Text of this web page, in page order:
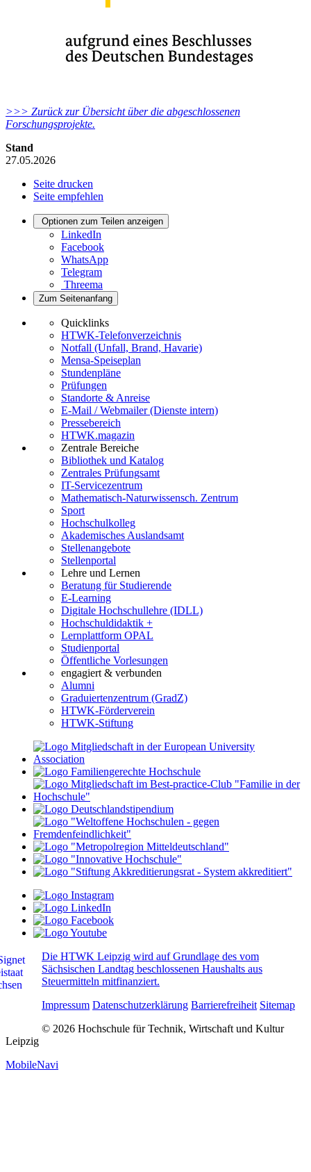
>>> Zurück zur Übersicht über die abgeschlossenen
Forschungsprojekte.
Stand
27.05.2026
Seite drucken
Seite empfehlen
Optionen zum Teilen anzeigen
LinkedIn
Facebook
WhatsApp
Telegram
Threema
Zum Seitenanfang
Quicklinks
HTWK-Telefonverzeichnis
Notfall (Unfall, Brand, Havarie)
Mensa-Speiseplan
Stundenpläne
Prüfungen
Standorte & Anreise
E-Mail / Webmailer (Dienste intern)
Pressebereich
HTWK.magazin
Zentrale Bereiche
Bibliothek und Katalog
Zentrales Prüfungsamt
IT-Servicezentrum
Mathematisch-Naturwissensch. Zentrum
Sport
Hochschulkolleg
Akademisches Auslandsamt
Stellenangebote
Stellenportal
Lehre und Lernen
Beratung für Studierende
E-Learning
Digitale Hochschullehre (IDLL)
Hochschuldidaktik +
Lernplattform OPAL
Studienportal
Öffentliche Vorlesungen
engagiert & verbunden
Alumni
Graduiertenzentrum (GradZ)
HTWK-Förderverein
HTWK-Stiftung
Die HTWK Leipzig wird auf Grundlage des vom
Sächsischen Landtag beschlossenen Haushalts aus
Steuermitteln mitfinanziert.
Impressum Datenschutzerklärung Barrierefreiheit Sitemap
© 2026 Hochschule für Technik, Wirtschaft und Kultur
Leipzig
MobileNavi